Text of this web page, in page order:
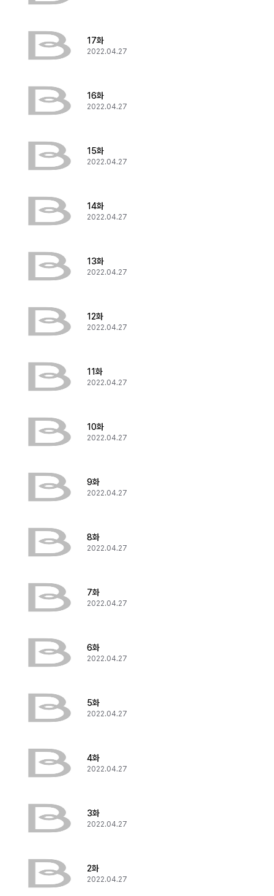
17화
2022.04.27
16화
2022.04.27
15화
2022.04.27
14화
2022.04.27
13화
2022.04.27
12화
2022.04.27
11화
2022.04.27
10화
2022.04.27
9화
2022.04.27
8화
2022.04.27
7화
2022.04.27
6화
2022.04.27
5화
2022.04.27
4화
2022.04.27
3화
2022.04.27
2화
2022.04.27